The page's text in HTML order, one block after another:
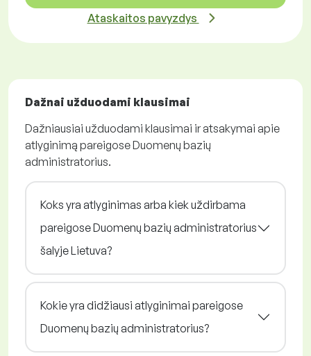
Ataskaitos pavyzdys
Dažnai užduodami klausimai
Dažniausiai užduodami klausimai ir atsakymai apie
atlyginimą pareigose Duomenų bazių
administratorius.
Koks yra atlyginimas arba kiek uždirbama
pareigose Duomenų bazių administratorius
šalyje Lietuva?
Kokie yra didžiausi atlyginimai pareigose
Duomenų bazių administratorius?